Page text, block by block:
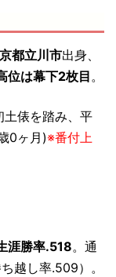
都立川市出身、
位は幕下2枚目。
土俵を踏み、平
0ヶ月)※番付上
涯勝率.518。通
越し率.509）。